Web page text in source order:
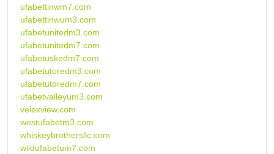
ufabettinwm7.com
ufabettinwum3.com
ufabetunitedm3.com
ufabetunitedm7.com
ufabetuskedm7.com
ufabetutoredm3.com
ufabetutoredm7.com
ufabetvalleyum3.com
veloxview.com
westufabetm3.com
whiskeybrothersllc.com
wildufabetum7.com